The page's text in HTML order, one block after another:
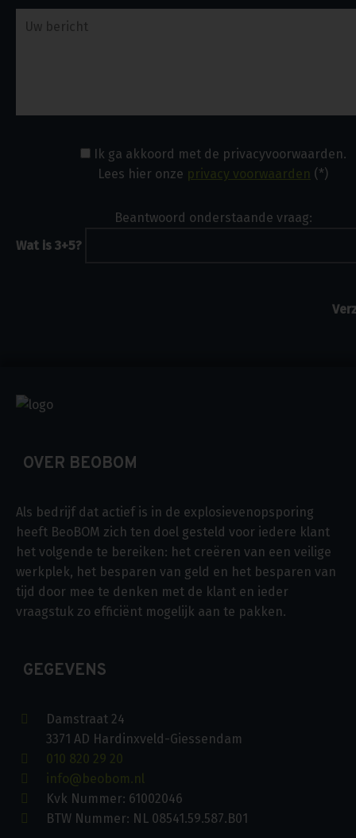
Ik ga akkoord met de privacyvoorwaarden.
Lees hier onze privacy voorwaarden (*)
Beantwoord onderstaande vraag:
Wat is 3+5?
OVER BEOBOM
Als bedrijf dat actief is in de explosievenopsporing
heeft BeoBOM zich ten doel gesteld voor iedere klant
het volgende te bereiken: het creëren van een veilige
werkplek, het besparen van geld en het besparen van
tijd door mee te denken met de klant en ieder
vraagstuk zo efficiënt mogelijk aan te pakken.
GEGEVENS
Damstraat 24
3371 AD Hardinxveld-Giessendam
010 820 29 20
info@beobom.nl
Kvk Nummer: 61002046
BTW Nummer: NL 08541.59.587.B01